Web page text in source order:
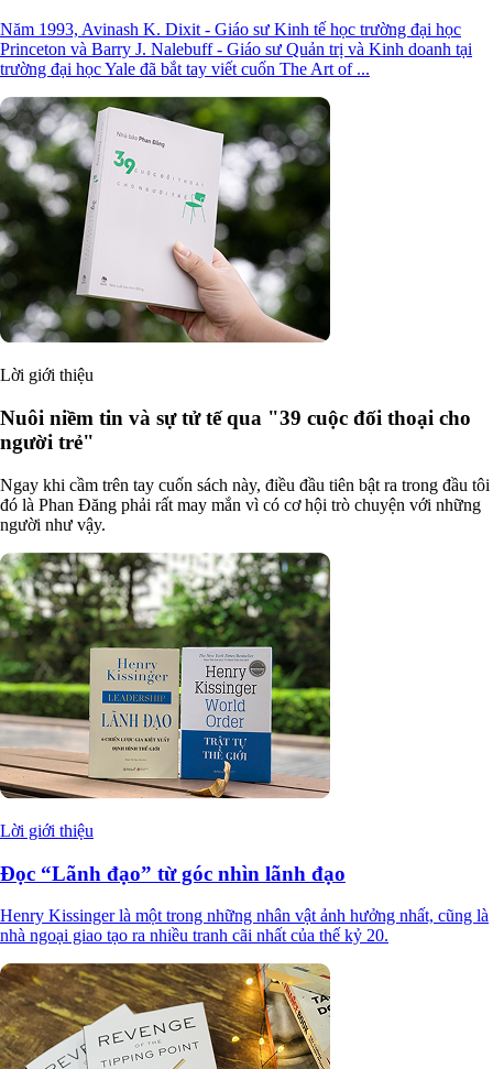
Năm 1993, Avinash K. Dixit - Giáo sư Kinh tế học trường đại học
Princeton và Barry J. Nalebuff - Giáo sư Quản trị và Kinh doanh tại
trường đại học Yale đã bắt tay viết cuốn The Art of ...
Lời giới thiệu
Nuôi niềm tin và sự tử tế qua "39 cuộc đối thoại cho
người trẻ"
Ngay khi cầm trên tay cuốn sách này, điều đầu tiên bật ra trong đầu tôi
đó là Phan Đăng phải rất may mắn vì có cơ hội trò chuyện với những
người như vậy.
Lời giới thiệu
Đọc “Lãnh đạo” từ góc nhìn lãnh đạo
Henry Kissinger là một trong những nhân vật ảnh hưởng nhất, cũng là
nhà ngoại giao tạo ra nhiều tranh cãi nhất của thế kỷ 20.